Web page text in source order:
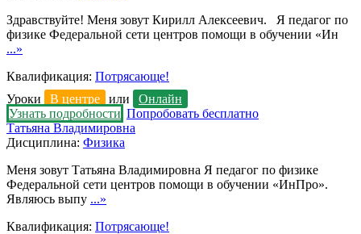
Здравствуйте! Меня зовут Кирилл Алексеевич. Я педагог по
физике Федеральной сети центров помощи в обучении «Ин
...»
Квалификация: Потрясающе!
Уроки
В центре или
Онлайн
Узнать подробности Попробовать бесплатно
Татьяна Владимировна
Дисциплина: Физика
Меня зовут Татьяна Владимировна Я педагог по физике
Федеральной сети центров помощи в обучении «ИнПро».
Являюсь выпу ...»
Квалификация: Потрясающе!